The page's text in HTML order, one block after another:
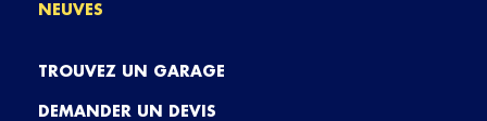
NEUVES
TROUVEZ UN GARAGE
DEMANDER UN DEVIS